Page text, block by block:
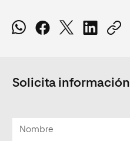
Solicita información